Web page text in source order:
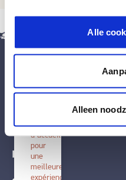
Alle
Alleen
Techniques décoratives
Inspiration
BOSS
application
écran
d'accueil
pour
une
meilleure
expérience.
fermer